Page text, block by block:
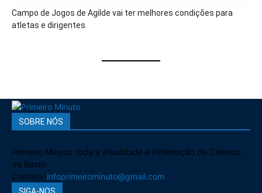
Campo de Jogos de Agilde vai ter melhores condições para
atletas e dirigentes
SOBRE NÓS
Primeiro Minuto: toda a atualidade e informação de Celorico
de Basto.
Contato: infoprimeirominuto@gmail.com
SIGA-NOS